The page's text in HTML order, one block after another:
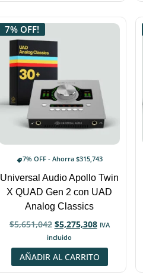
7% OFF!
7% OFF - Ahorra $315,743
Universal Audio Apollo Twin
X QUAD Gen 2 con UAD
Analog Classics
$5,651,042 $5,275,308 IVA
incluido
AÑADIR AL CARRITO